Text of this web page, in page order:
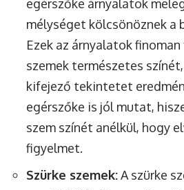
egérszőke árnyalatok
mélységet kölcsönöznek a
Ezek az árnyalatok
szemek természetes
kifejező tekintetet
egérszőke is jól mutat,
szem színét anélkül, hogy
figyelmet.
Szürke szemek:A szürke